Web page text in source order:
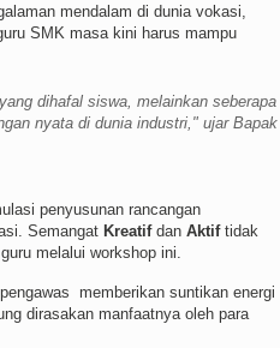
mendalam di dunia vokasi,
SMK masa kini harus mampu
dihafal siswa, melainkan seberapa
nyata di dunia industri," ujar Bapak
penyusunan rancangan
Semangat Kreatifdan Aktiftidak
melalui workshop ini.
memberikan suntikan energi
dirasakan manfaatnya oleh para